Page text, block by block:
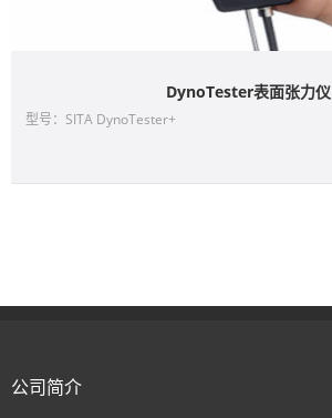
DynoTester表面张力仪
型号：SITA DynoTester+
公司简介